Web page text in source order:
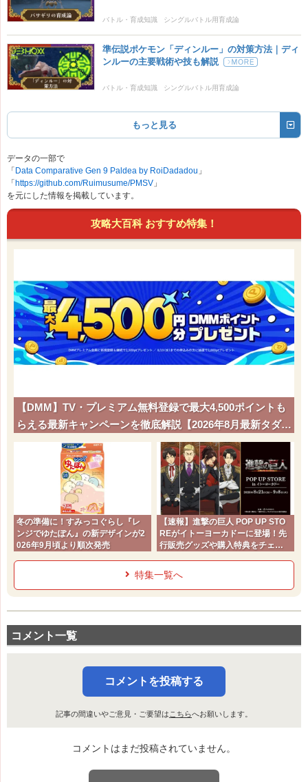
バトル・育成知識 シングルバトル用育成論
準伝説ポケモン「ディンルー」の対策方法｜ディ
ンルーの主要戦術や技も解説
バトル・育成知識 シングルバトル用育成論
もっと見る
データの一部で
「Data Comparative Gen 9 Paldea by RoiDadadou 」
「https://github.com/Ruimusume/PMSV 」
を元にした情報を掲載しています。
攻略大百科 おすすめ特集！
【DMM】TV・プレミアム無料登録で最大4,500ポイントも
らえる最新キャンペーンを徹底解説【2026年8月最新タダポ
チ】
冬の準備に！すみっコぐらし『レ
ンジでゆたぽん』の新デザインが2
026年9月頃より順次発売
【速報】進撃の巨人 POP UP STO
REがイトーヨーカドーに登場！先
行販売グッズや購入特典をチェッ
特集一覧へ
コメント一覧
コメントを投稿する
記事の間違いやご意見・ご要望は こちらへお願いします。
コメントはまだ投稿されていません。